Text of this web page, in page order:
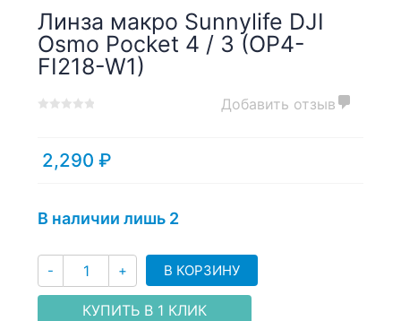
Линза макро Sunnylife DJI
Osmo Pocket 4 / 3 (OP4-
FI218-W1)
of
based
ratings
Добавить отзыв
2,290 ₽
В наличии лишь 2
- Количество
+ В КОРЗИНУ
КУПИТЬ В 1 КЛИК